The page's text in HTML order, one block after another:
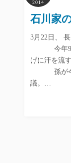
2014
石川家
3月22日、
今年9月
げに汗を流
孫が今年
議。…